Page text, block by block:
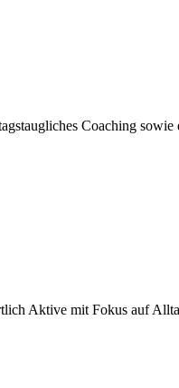
Coaching
Aktive mit Fokus auf